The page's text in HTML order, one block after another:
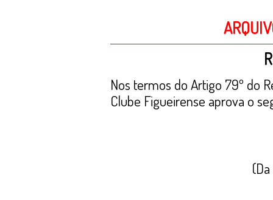
Nos termos do Artigo 79º do
Clube Figueirense aprova o